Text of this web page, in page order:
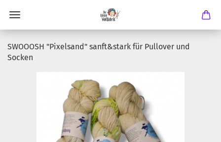
SWOOOSH "Pixelsand" sanft&stark für Pullover und
Socken